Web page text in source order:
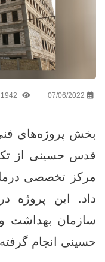
07/06/2022
بخش پروژه‌های
قدس حسینی از
مرکز تخصصی
داد. این پروژه
سازمان
حسینی انجام